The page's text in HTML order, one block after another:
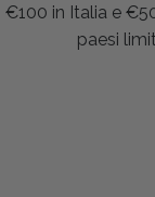
€100 in Italia e
paesi